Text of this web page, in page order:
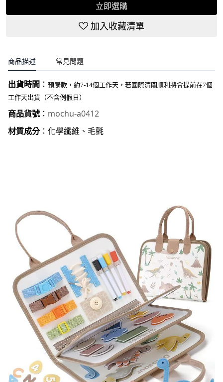
立即選購
加入收藏清單
商品描述 常見問題
出貨時間 ： 預購款，約7-14個工作天，若國際清關順利將會提前在7個
工作天出貨（不含例假日）
商品貨號： mochu-a0412
材質成分：化學纖維、毛氈